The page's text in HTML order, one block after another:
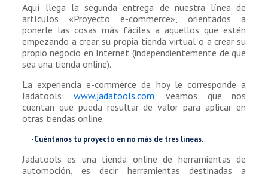
Aquí llega la segunda entrega de nuestra línea de
artículos «Proyecto e-commerce», orientados a
ponerle las cosas más fáciles a aquellos que estén
empezando a crear su propia tienda virtual o a crear su
propio negocio en Internet (independientemente de que
sea una tienda online).
La experiencia e-commerce de hoy le corresponde a
Jadatools: www.jadatools.com , veamos que nos
cuentan que pueda resultar de valor para aplicar en
otras tiendas online.
-Cuéntanos tu proyecto en no más de tres líneas.
Jadatools es una tienda online de herramientas de
automoción, es decir herramientas destinadas a